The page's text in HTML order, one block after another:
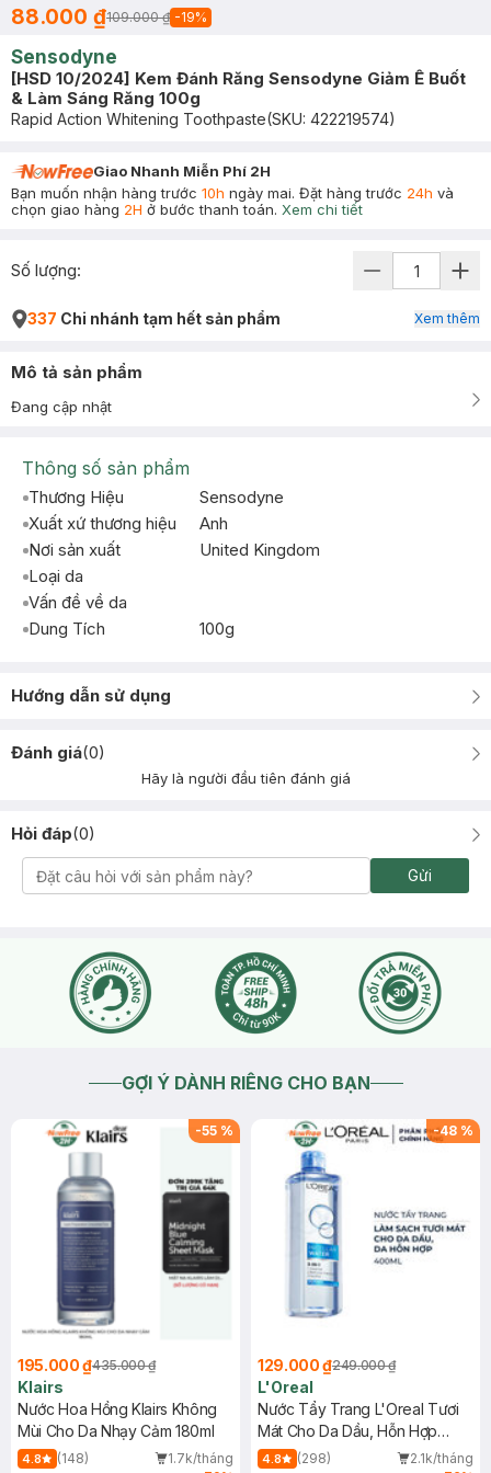
88.000 ₫109.000 ₫ -19%
Sensodyne
[HSD 10/2024] Kem Đánh Răng Sensodyne Giảm Ê Buốt
& Làm Sáng Răng 100g
Rapid Action Whitening Toothpaste(SKU: 422219574)
Giao Nhanh Miễn Phí 2H
Bạn muốn nhận hàng trước 10h ngày mai. Đặt hàng trước 24h và
chọn giao hàng 2H ở bước thanh toán. Xem chi tiết
Số lượng:
337 Chi nhánh tạm hết sản phẩm Xem thêm
Mô tả sản phẩm
Đang cập nhật
Thông số sản phẩm
Thương Hiệu
Sensodyne
Xuất xứ thương hiệu
Anh
Nơi sản xuất
United Kingdom
Loại da
Vấn đề về da
Dung Tích
100g
Hướng dẫn sử dụng
Đánh giá(0)
Hãy là người đầu tiên đánh giá
Hỏi đáp(0)
Gửi
GỢI Ý DÀNH RIÊNG CHO BẠN
-55 %
195.000 ₫435.000 ₫
Klairs
Nước Hoa Hồng Klairs Không
Mùi Cho Da Nhạy Cảm 180ml
4.8 (148)
1.7k/tháng
-48 %
129.000 ₫249.000 ₫
L'Oreal
Nước Tẩy Trang L'Oreal Tươi
Mát Cho Da Dầu, Hỗn Hợp
400ml
4.8 (298)
2.1k/tháng